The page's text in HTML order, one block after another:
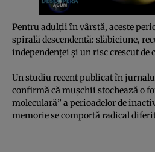
Pentru adulții în vârstă, aceste
spirală descendentă: slăbiciune,
independenței și un risc crescut de
Un studiu recent publicat în
confirmă că mușchii stochează o
moleculară” a perioadelor de
memorie se comportă radical